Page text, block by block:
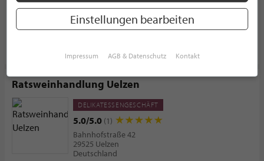
Deutschland
Ratsweinhandlung Uelzen
DELIKATESSENGESCHÄFT
5.0/5.0 (1)
Bahnhofstraße 42
29525 Uelzen
Deutschland
Einstellungen bearbeiten
Impressum AGB & Datenschutz Kontakt